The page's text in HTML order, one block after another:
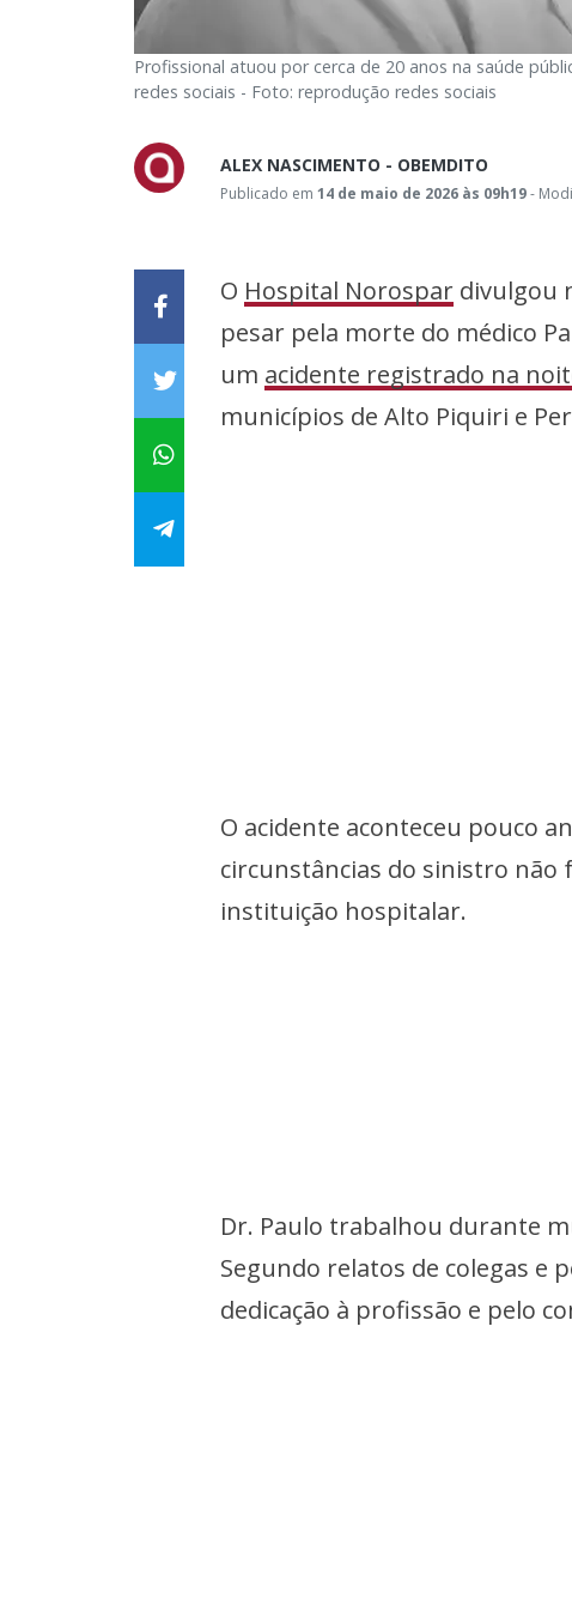
Profissional atuou por cerca de 20 anos na saúde
redes sociais - Foto: reprodução redes sociais
ALEX NASCIMENTO - OBEMDITO
Publicado em14 de maio de 2026 às 09h19-
O Hospital Norospar divulgou
pesar pela morte do médico
um acidente registrado na
municípios de Alto Piquiri e
O acidente aconteceu pouco
circunstâncias do sinistro não
instituição hospitalar.
Dr. Paulo trabalhou durante
Segundo relatos de colegas e
dedicação à profissão e pelo